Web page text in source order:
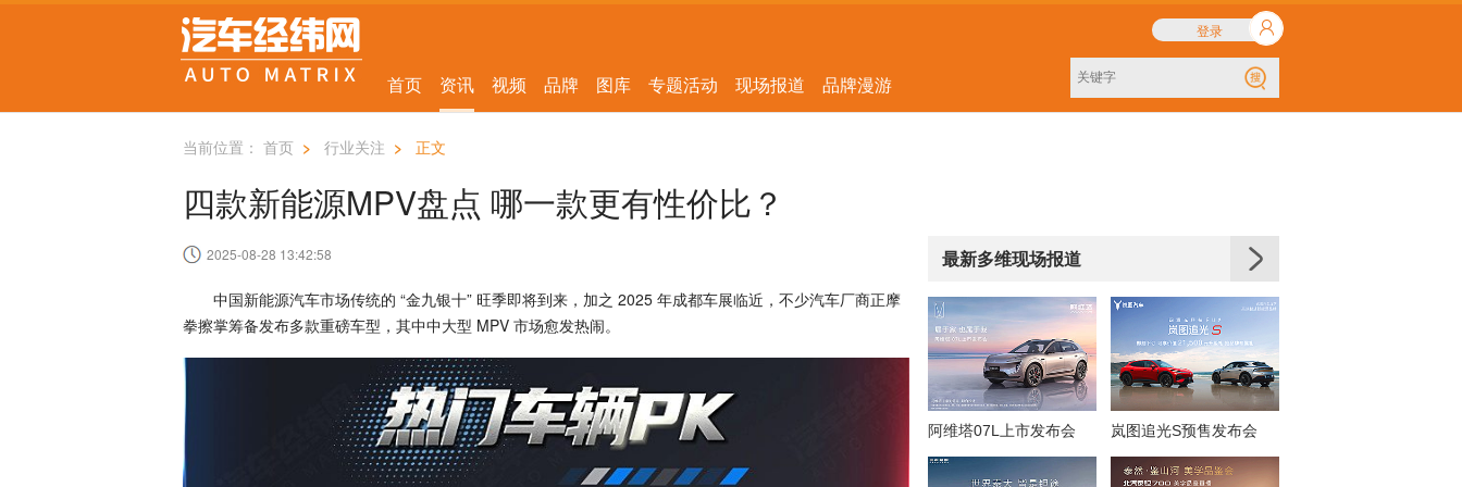
首页 资讯 视频 品牌 图库 专题活动 现场报道 品牌漫游
登录
当前位置： 首页 > 行业关注 > 正文
四款新能源MPV盘点 哪一款更有性价比？
2025-08-28 13:42:58
中国新能源汽车市场传统的 “金九银十” 旺季即将到来，加之 2025 年成都车展临近，不少汽车厂商正摩
拳擦掌筹备发布多款重磅车型，其中中大型 MPV 市场愈发热闹。
最新多维现场报道
阿维塔07L上市发布会 岚图追光S预售发布会